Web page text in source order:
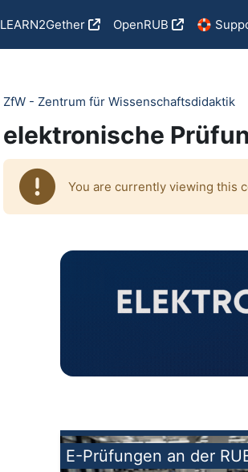
LEARN2Gether OpenRUB 🛟
ZfW - Zentrum für Wissenschaftsdidaktik
elektronische
You are currently viewing this
E-Prüfungen an der